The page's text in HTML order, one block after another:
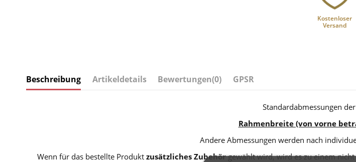
Kostenloser
Versand
Beschreibung Artikeldetails Bewertungen(0) GPSR
Standardabmessungen
Rahmenbreite (von vorne
Andere Abmessungen werden nach
Wenn für das bestellte Produkt zusätzliches Zubehörgewählt wird, wird es zu einem